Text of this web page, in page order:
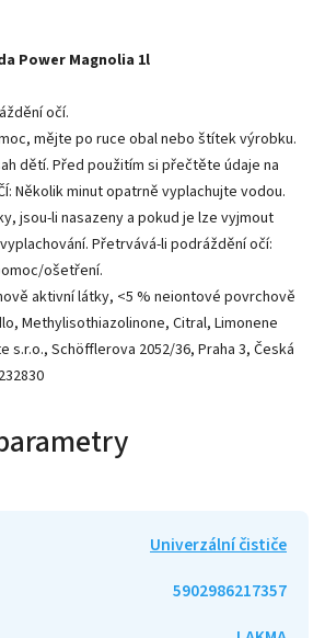
Power Magnolia 1l
očí.
mějte po ruce obal nebo štítek výrobku.
dětí. Před použitím si přečtěte údaje na
Několik minut opatrně vyplachujte vodou.
jsou-li nasazeny a pokud je lze vyjmout
Přetrvává-li podráždění očí:
ošetření.
aktivní látky, <5 % neiontové povrchově
Methylisothiazolinone, Citral, Limonene
s.r.o., Schöfflerova 2052/36, Praha 3, Česká
Univerzální čističe
5902986217357